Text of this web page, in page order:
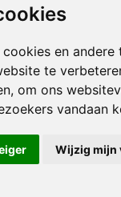
en
te
om ons
vandaan
Wijzig mijn